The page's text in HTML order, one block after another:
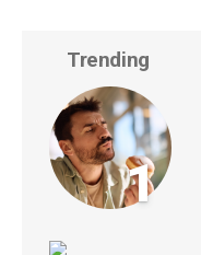
Trending
1